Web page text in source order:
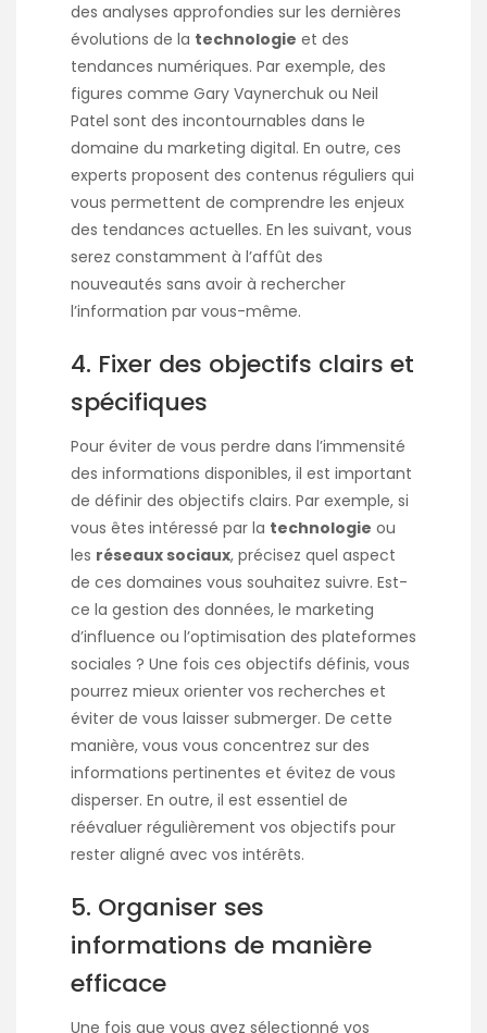
des analyses approfondies sur les dernières
évolutions de la technologie et des
tendances numériques. Par exemple, des
figures comme Gary Vaynerchuk ou Neil
Patel sont des incontournables dans le
domaine du marketing digital. En outre, ces
experts proposent des contenus réguliers qui
vous permettent de comprendre les enjeux
des tendances actuelles. En les suivant, vous
serez constamment à l’affût des
nouveautés sans avoir à rechercher
l’information par vous-même.
4. Fixer des objectifs clairs et
spécifiques
Pour éviter de vous perdre dans l’immensité
des informations disponibles, il est important
de définir des objectifs clairs. Par exemple, si
vous êtes intéressé par la technologie ou
les réseaux sociaux, précisez quel aspect
de ces domaines vous souhaitez suivre. Est-
ce la gestion des données, le marketing
d’influence ou l’optimisation des plateformes
sociales ? Une fois ces objectifs définis, vous
pourrez mieux orienter vos recherches et
éviter de vous laisser submerger. De cette
manière, vous vous concentrez sur des
informations pertinentes et évitez de vous
disperser. En outre, il est essentiel de
réévaluer régulièrement vos objectifs pour
rester aligné avec vos intérêts.
5. Organiser ses
informations de manière
efficace
Une fois que vous avez sélectionné vos